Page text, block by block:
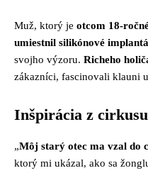
Muž, ktorý je otcom 18-
umiestnil silikónové
svojho výzoru. Richeho
zákazníci, fascinovali klauni
Inšpirácia z cirkusu
„Môj starý otec ma vzal do
ktorý mi ukázal, ako sa